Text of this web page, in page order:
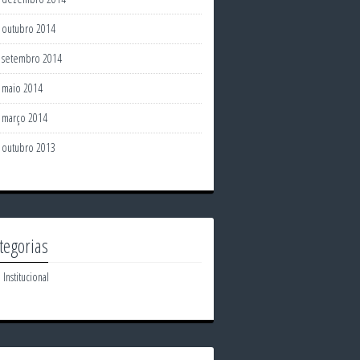
outubro 2014
setembro 2014
maio 2014
março 2014
outubro 2013
Institucional